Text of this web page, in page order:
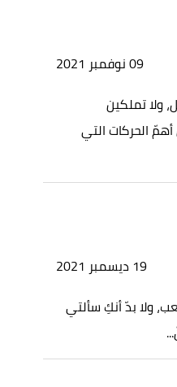
09 نوفمبر 2021
ولا تملكين
الحركات التي
19 ديسمبر 2021
ولا بدّ أنكِ سألتي